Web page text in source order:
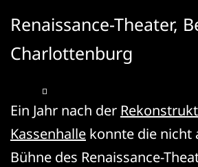
Renaissance-Theater,
Charlottenburg
Ein Jahr nach der
Kassenhalle konnte die nicht
Bühne des Renaissance-